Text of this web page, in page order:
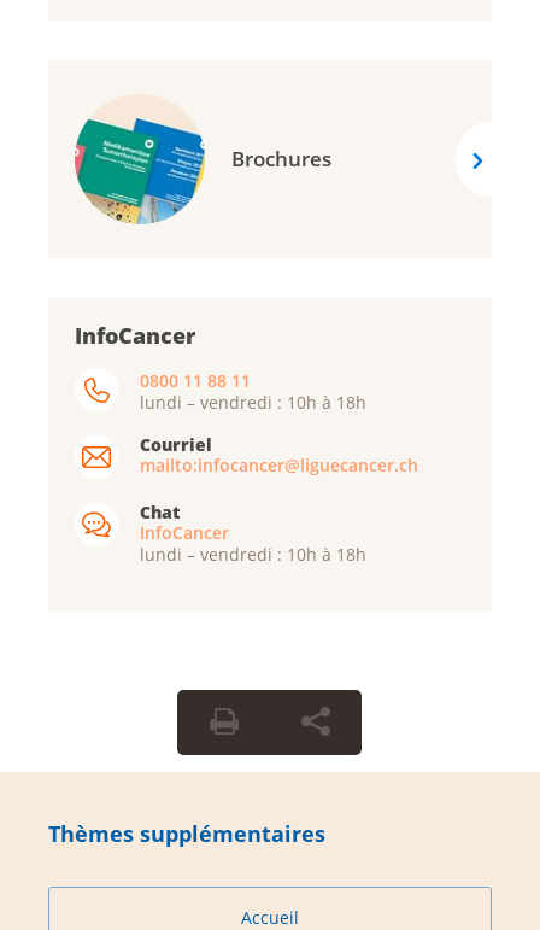
Brochures
InfoCancer
0800 11 88 11
lundi – vendredi : 10h à 18h
Courriel
mailto:infocancer@liguecancer.ch
Chat
InfoCancer
lundi – vendredi : 10h à 18h
Thèmes supplémentaires
Accueil